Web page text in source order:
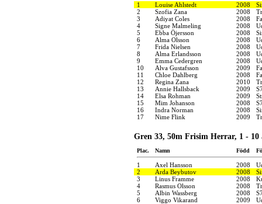
1 Louise Ahlstedt 2008
2
Szofia Zana 2008
3
Adiyat Coles 2008
4
Signe Malmeling 2008
5
Ebba Öjersson 2008
6
Alma Olsson 2008
7
Frida Nielsen 2008
8
Alma Erlandsson 2008
9
Emma Cedergren 2008
10
Alva Gustafsson 2009
11
Chloe Dahlberg 2008
12
Regina Zana 2010
13
Annie Hallsback 2009
14
Elsa Rohman 2009
15
Mim Johanson 2008
16
Indra Norman 2008
17
Nime Flink 2009
Gren 33, 50m Frisim Herrar, 1 - 10
Plac. Namn Född
1 Axel Hansson 2008
2
Arda Beybutov 2008
3
Linus Framme 2008
4
Rasmus Olsson 2008
5
Albin Wassberg 2008
6
Viggo Vikarand 2009